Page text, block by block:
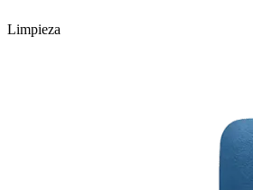
Limpieza